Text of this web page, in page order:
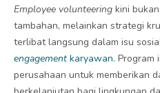
Employee volunteering kini
tambahan, melainkan strategi
terlibat langsung dalam isu
engagementkaryawan. Program
perusahaan untuk memberikan